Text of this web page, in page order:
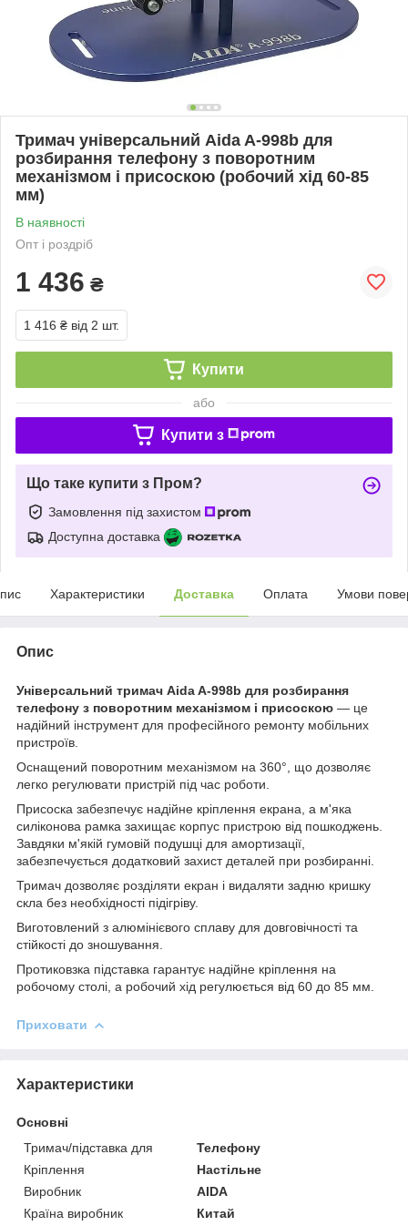
Тримач універсальний Aida A-998b для
розбирання телефону з поворотним
механізмом і присоскою (робочий хід 60-85
мм)
В наявності
Опт і роздріб
1 436 ₴
1 416 ₴ від 2 шт.
Купити
або
Купити з
Що таке купити з Пром?
Замовлення під захистом
Доступна доставка
Характеристики Доставка Оплата Умови
Опис
Універсальний тримач Aida A-998b для розбирання
телефону з поворотним механізмом і присоскою — це
надійний інструмент для професійного ремонту мобільних
пристроїв.
Оснащений поворотним механізмом на 360°, що дозволяє
легко регулювати пристрій під час роботи.
Присоска забезпечує надійне кріплення екрана, а м'яка
силіконова рамка захищає корпус пристрою від пошкоджень.
Завдяки м'якій гумовій подушці для амортизації,
забезпечується додатковий захист деталей при розбиранні.
Тримач дозволяє розділяти екран і видаляти задню кришку
скла без необхідності підігріву.
Виготовлений з алюмінієвого сплаву для довговічності та
стійкості до зношування.
Протиковзка підставка гарантує надійне кріплення на
робочому столі, а робочий хід регулюється від 60 до 85 мм.
Приховати
Характеристики
Основні
Тримач/підставка для
Телефону
Кріплення
Настільне
Виробник
AIDA
Країна виробник
Китай